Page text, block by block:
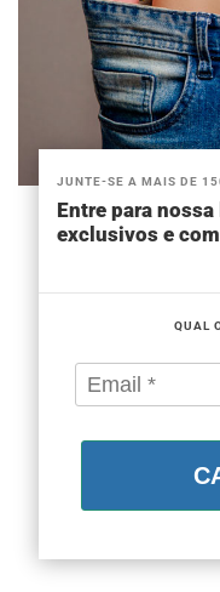
JUNTE-SE A MAIS DE
Entre para
exclusivos e
QUAL